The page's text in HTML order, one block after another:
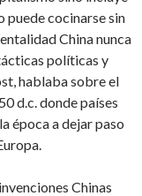
puede cocinarse sin
China nunca
políticas y
hablaba sobre el
d.c. donde países
época a dejar paso
Chinas